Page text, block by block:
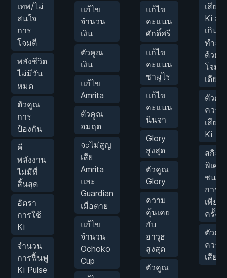
เทพ/ไม่
สนใจ
การ
โจมตี
พลังชีวิต
ไม่มีวัน
หมด
ตัวคูณ
การ
ป้องกัน
คี
พลังงาน
ไม่มีที่
สิ้นสุด
อัตรา
การใช้
Ki
จำนวน
การฟื้นฟู
Ki Pulse
แก้ไข
จำนวน
เงิน
ตัวคูณ
เงิน
แก้ไข
Amrita
ตัวคูณ
อมฤต
จะไม่สูญ
เสีย
Amrita
และ
Guardian
เมื่อตาย
แก้ไข
จำนวน
Ochoko
Cup
แก้ไข
คะแนน
ศักดิ์ศรี
แก้ไข
คะแนน
ซามูไร
แก้ไข
คะแนน
นินจา
Glory
สูงสุด
ตัวคูณ
Glory
ความ
คุ้นเคย
กับ
อาวุธ
สูงสุด
ตัวคูณ
เสียห
Ki สูง
เกิน/
ทำลา
ด้วยก
โจมตี
เดียว
ตัวคูณ
ความ
เสียห
Ki
สกิล
พิเศษ/
ชนะด้
การตี
เพียง
ครั้ง
ตัวคูณ
ความ
เสียห